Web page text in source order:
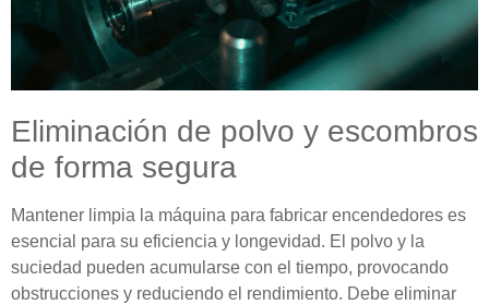
Eliminación de polvo y escombros
de forma segura
Mantener limpia la máquina para fabricar encendedores es
esencial para su eficiencia y longevidad. El polvo y la
suciedad pueden acumularse con el tiempo, provocando
obstrucciones y reduciendo el rendimiento. Debe eliminar